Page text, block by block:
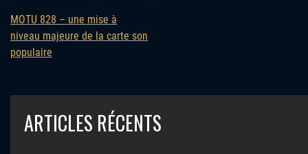
MOTU 828 – une mise à
niveau majeure de la carte son
populaire
ARTICLES RÉCENTS